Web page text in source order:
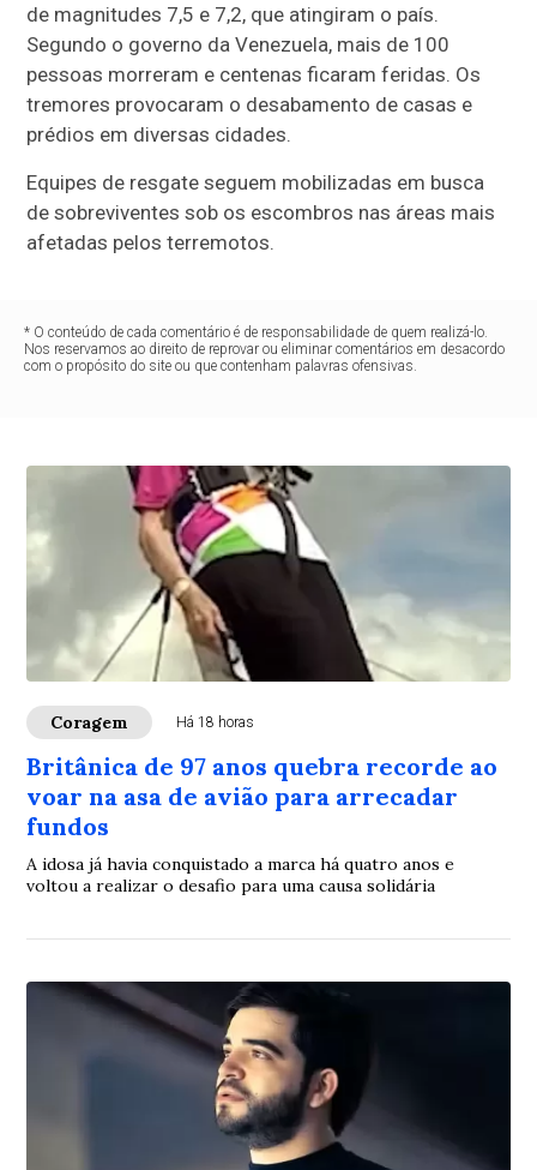
de magnitudes 7,5 e 7,2, que atingiram o país.
Segundo o governo da Venezuela, mais de 100
pessoas morreram e centenas ficaram feridas. Os
tremores provocaram o desabamento de casas e
prédios em diversas cidades.
Equipes de resgate seguem mobilizadas em busca
de sobreviventes sob os escombros nas áreas mais
afetadas pelos terremotos.
* O conteúdo de cada comentário é de responsabilidade de quem realizá-lo.
Nos reservamos ao direito de reprovar ou eliminar comentários em desacordo
com o propósito do site ou que contenham palavras ofensivas.
Coragem Há 18 horas
Britânica de 97 anos quebra recorde ao
voar na asa de avião para arrecadar
fundos
A idosa já havia conquistado a marca há quatro anos e
voltou a realizar o desafio para uma causa solidária